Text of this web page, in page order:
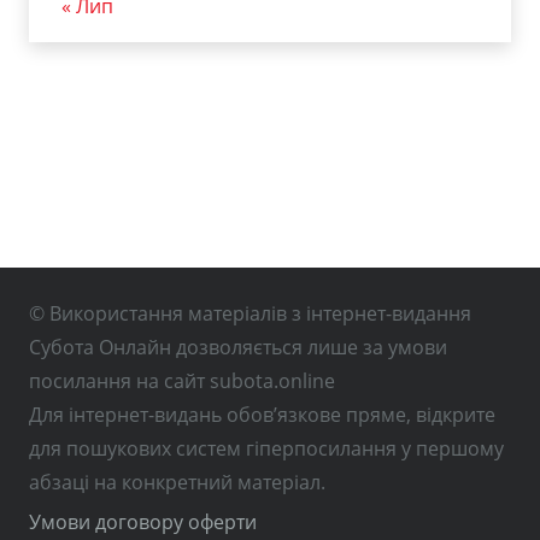
« Лип
© Використання матеріалів з інтернет-видання
Субота Онлайн дозволяється лише за умови
посилання на сайт subota.online
Для інтернет-видань обов’язкове пряме, відкрите
для пошукових систем гіперпосилання у першому
абзаці на конкретний матеріал.
Умови договору оферти